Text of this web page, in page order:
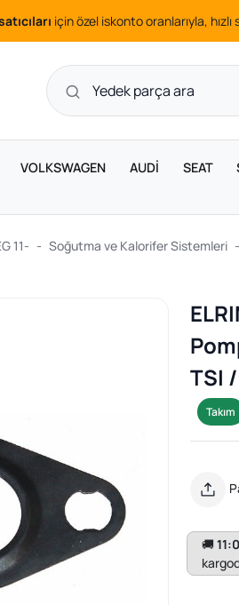
için özel iskonto oranlarıyla,
VOLKSWAGEN AUDİ SEAT
11- Soğutma ve Kalorifer Sistemleri
TSI
Takım
🚚